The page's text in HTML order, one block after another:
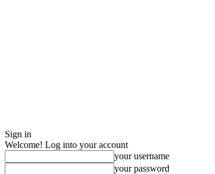
Sign in
Welcome! Log into your account
your username
your password